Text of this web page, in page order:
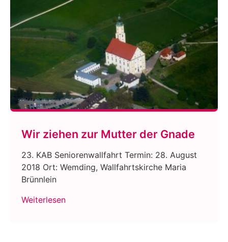
Wir ziehen zur Mutter der Gnade
23. KAB Seniorenwallfahrt Termin: 28. August
2018 Ort: Wemding, Wallfahrtskirche Maria
Brünnlein
Weiterlesen